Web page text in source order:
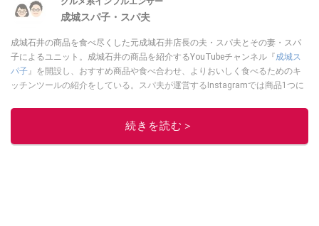
成城スパ子・スパ夫
成城石井の商品を食べ尽くした元成城石井店長の夫・スパ夫とその妻・スパ
子によるユニット。成城石井の商品を紹介するYouTubeチャンネル『成城ス
パ子 』を開設し、おすすめ商品や食べ合わせ、よりおいしく食べるためのキ
ッチンツールの紹介をしている。スパ夫が運営するInstagramでは商品1つに
ィープな魅力を発信している。
続きを読む＞